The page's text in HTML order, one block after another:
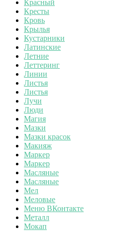
Красный
Кресты
Кровь
Крылья
Кустарники
Латинские
Летние
Леттеринг
Линии
Листья
Листья
Лучи
Люди
Магия
Мазки
Мазки красок
Макияж
Маркер
Маркер
Масляные
Масляные
Мел
Меловые
Меню ВКонтакте
Металл
Мокап